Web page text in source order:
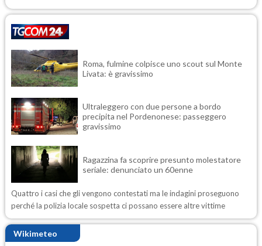
Roma, fulmine colpisce uno scout sul Monte
Livata: è gravissimo
Ultraleggero con due persone a bordo
precipita nel Pordenonese: passeggero
gravissimo
Ragazzina fa scoprire presunto molestatore
seriale: denunciato un 60enne
Quattro i casi che gli vengono contestati ma le indagini proseguono
perché la polizia locale sospetta ci possano essere altre vittime
Wikimeteo